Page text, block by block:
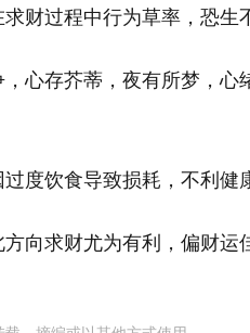
财过程中行为草率，恐生
心存芥蒂，夜有所梦，心
度饮食导致损耗，不利健
向求财尤为有利，偏财运